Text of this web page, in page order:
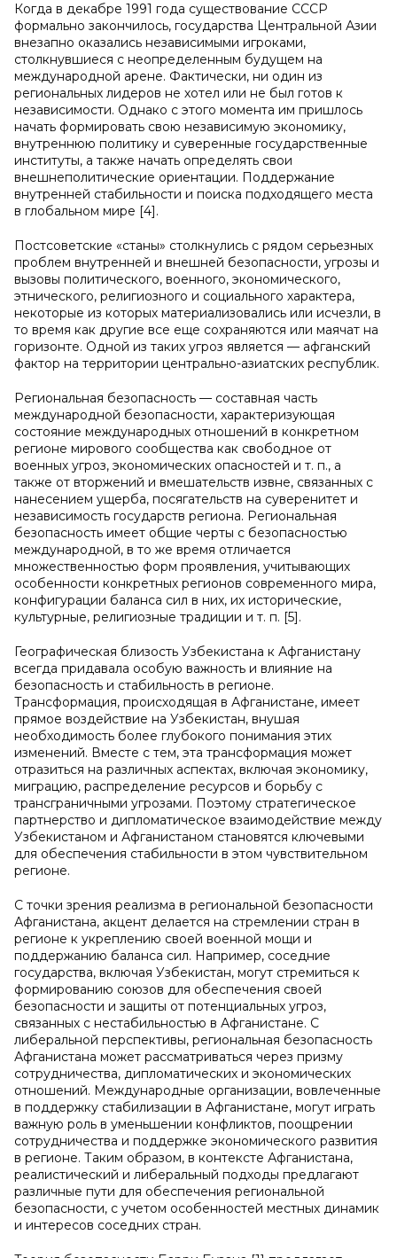
Когда в декабре 1991 года существование СССР
формально закончилось, государства Центральной Азии
внезапно оказались независимыми игроками,
столкнувшиеся с неопределенным будущем на
международной арене. Фактически, ни один из
региональных лидеров не хотел или не был готов к
независимости. Однако с этого момента им пришлось
начать формировать свою независимую экономику,
внутреннюю политику и суверенные государственные
институты, а также начать определять свои
внешнеполитические ориентации. Поддержание
внутренней стабильности и поиска подходящего места
в глобальном мире [4].
Постсоветские «станы» столкнулись с рядом серьезных
проблем внутренней и внешней безопасности, угрозы и
вызовы политического, военного, экономического,
этнического, религиозного и социального характера,
некоторые из которых материализовались или исчезли, в
то время как другие все еще сохраняются или маячат на
горизонте. Одной из таких угроз является — афганский
фактор на территории центрально-азиатских республик.
Региональная безопасность — составная часть
международной безопасности, характеризующая
состояние международных отношений в конкретном
регионе мирового сообщества как свободное от
военных угроз, экономических опасностей и т. п., а
также от вторжений и вмешательств извне, связанных с
нанесением ущерба, посягательств на суверенитет и
независимость государств региона. Региональная
безопасность имеет общие черты с безопасностью
международной, в то же время отличается
множественностью форм проявления, учитывающих
особенности конкретных регионов современного мира,
конфигурации баланса сил в них, их исторические,
культурные, религиозные традиции и т. п. [5].
Географическая близость Узбекистана к Афганистану
всегда придавала особую важность и влияние на
безопасность и стабильность в регионе.
Трансформация, происходящая в Афганистане, имеет
прямое воздействие на Узбекистан, внушая
необходимость более глубокого понимания этих
изменений. Вместе с тем, эта трансформация может
отразиться на различных аспектах, включая экономику,
миграцию, распределение ресурсов и борьбу с
трансграничными угрозами. Поэтому стратегическое
партнерство и дипломатическое взаимодействие между
Узбекистаном и Афганистаном становятся ключевыми
для обеспечения стабильности в этом чувствительном
регионе.
С точки зрения реализма в региональной безопасности
Афганистана, акцент делается на стремлении стран в
регионе к укреплению своей военной мощи и
поддержанию баланса сил. Например, соседние
государства, включая Узбекистан, могут стремиться к
формированию союзов для обеспечения своей
безопасности и защиты от потенциальных угроз,
связанных с нестабильностью в Афганистане. С
либеральной перспективы, региональная безопасность
Афганистана может рассматриваться через призму
сотрудничества, дипломатических и экономических
отношений. Международные организации, вовлеченные
в поддержку стабилизации в Афганистане, могут играть
важную роль в уменьшении конфликтов, поощрении
сотрудничества и поддержке экономического развития
в регионе. Таким образом, в контексте Афганистана,
реалистический и либеральный подходы предлагают
различные пути для обеспечения региональной
безопасности, с учетом особенностей местных динамик
и интересов соседних стран.